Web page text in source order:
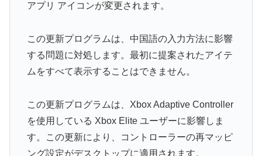
アプリ アイコンが変更されます。
この更新プログラムは、中国語の入力方法に影響
する問題に対処します。最初に提案されたアイテ
ムをすべて表示することはできません。
この更新プログラムは、Xbox Adaptive Controller
を使用している Xbox Elite ユーザーに影響しま
す。この更新により、コントローラーの再マッピ
ング設定がデスクトップに適用されます。